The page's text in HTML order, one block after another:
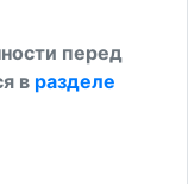
перед
в разделе